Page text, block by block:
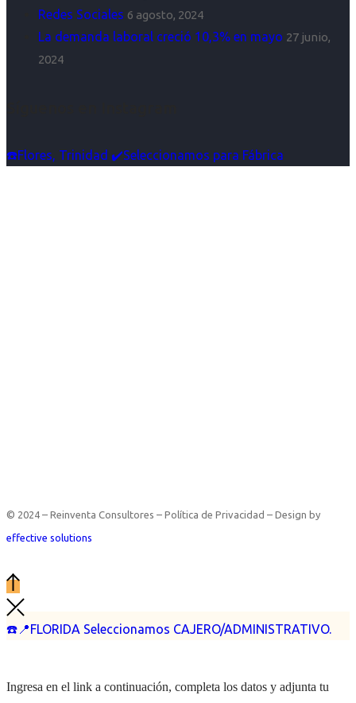
Redes Sociales 6 agosto, 2024
La demanda laboral creció 10,3% en mayo 27 junio,
2024
☎️Flores, Trinidad ✔️Seleccionamos para Fábrica
☎️📍FLORIDA Seleccionamos CAJERO/ADMINISTRATIVO.
© 2024 – Reinventa Consultores – Política de Privacidad – Design by
effective solutions
Ingresa en el link a continuación, completa los datos y adjunta tu